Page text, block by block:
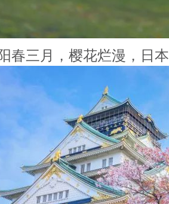
春三月，樱花烂漫，日